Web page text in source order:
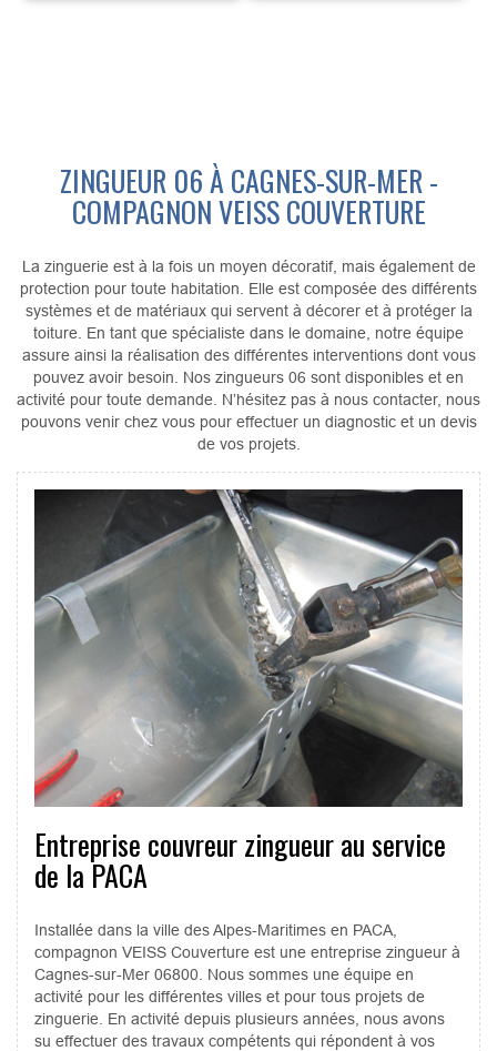
ZINGUEUR 06 À CAGNES-SUR-MER -
COMPAGNON VEISS COUVERTURE
La zinguerie est à la fois un moyen décoratif, mais également de
protection pour toute habitation. Elle est composée des différents
systèmes et de matériaux qui servent à décorer et à protéger la
toiture. En tant que spécialiste dans le domaine, notre équipe
assure ainsi la réalisation des différentes interventions dont vous
pouvez avoir besoin. Nos zingueurs 06 sont disponibles et en
activité pour toute demande. N’hésitez pas à nous contacter, nous
pouvons venir chez vous pour effectuer un diagnostic et un devis
de vos projets.
Entreprise couvreur zingueur au service
de la PACA
Installée dans la ville des Alpes-Maritimes en PACA,
compagnon VEISS Couverture est une entreprise zingueur à
Cagnes-sur-Mer 06800. Nous sommes une équipe en
activité pour les différentes villes et pour tous projets de
zinguerie. En activité depuis plusieurs années, nous avons
su effectuer des travaux compétents qui répondent à vos